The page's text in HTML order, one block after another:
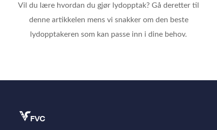
Vil du lære hvordan du gjør lydopptak? Gå deretter til
denne artikkelen mens vi snakker om den beste
lydopptakeren som kan passe inn i dine behov.